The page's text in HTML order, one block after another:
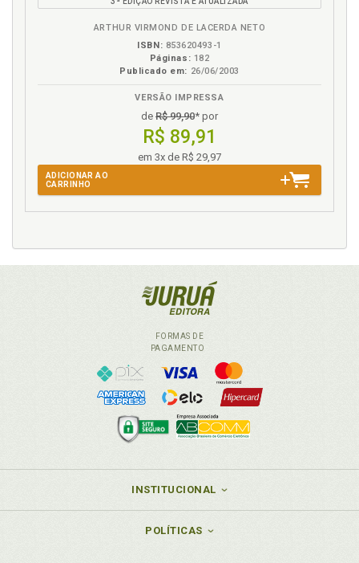
B.V.
obra
ARTHUR VIRMOND DE LACERDA NETO
ISBN: 853620493-1
Páginas: 182
Publicado em: 26/06/2003
VERSÃO IMPRESSA
de R$ 99,90* por
R$ 89,91
em 3x de R$ 29,97
ADICIONAR AO
CARRINHO
FORMAS DE
PAGAMENTO
INSTITUCIONAL
POLÍTICAS